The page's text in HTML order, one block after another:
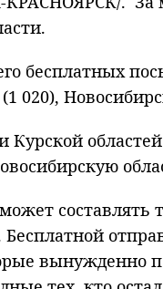
бесплатных
020),
Курской
составлять
вынужденно